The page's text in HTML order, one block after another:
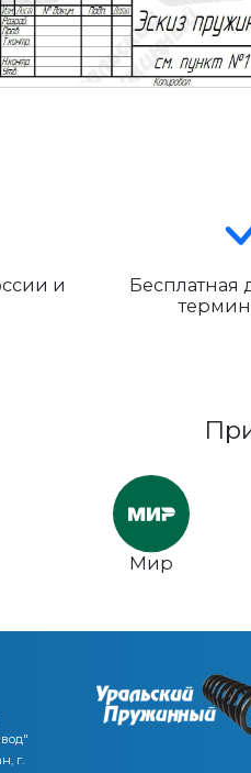
и
Бесплатная
Мир
г.